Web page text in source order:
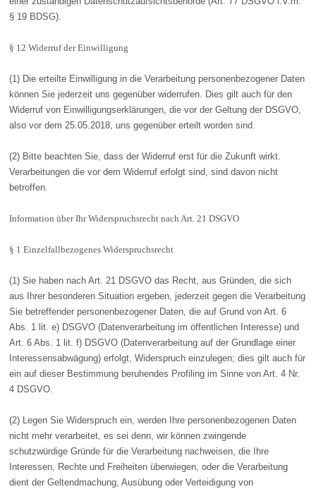
§ 19 BDSG).
§ 12 Widerruf der Einwilligung
(1) Die erteilte Einwilligung in die Verarbeitung personenbezogener Daten
können Sie jederzeit uns gegenüber widerrufen. Dies gilt auch für den
Widerruf von Einwilligungserklärungen, die vor der Geltung der DSGVO,
also vor dem 25.05.2018, uns gegenüber erteilt worden sind.
(2) Bitte beachten Sie, dass der Widerruf erst für die Zukunft wirkt.
Verarbeitungen die vor dem Widerruf erfolgt sind, sind davon nicht
betroffen.
Information über Ihr Widerspruchsrecht nach Art. 21 DSGVO
§ 1 Einzelfallbezogenes Widerspruchsrecht
(1) Sie haben nach Art. 21 DSGVO das Recht, aus Gründen, die sich
aus Ihrer besonderen Situation ergeben, jederzeit gegen die Verarbeitung
Sie betreffender personenbezogener Daten, die auf Grund von Art. 6
Abs. 1 lit. e) DSGVO (Datenverarbeitung im öffentlichen Interesse) und
Art. 6 Abs. 1 lit. f) DSGVO (Datenverarbeitung auf der Grundlage einer
Interessensabwägung) erfolgt, Widerspruch einzulegen; dies gilt auch für
ein auf dieser Bestimmung beruhendes Profiling im Sinne von Art. 4 Nr.
4 DSGVO.
(2) Legen Sie Widerspruch ein, werden Ihre personenbezogenen Daten
nicht mehr verarbeitet, es sei denn, wir können zwingende
schutzwürdige Gründe für die Verarbeitung nachweisen, die Ihre
Interessen, Rechte und Freiheiten überwiegen, oder die Verarbeitung
dient der Geltendmachung, Ausübung oder Verteidigung von